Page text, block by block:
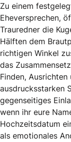
Zu einem
Eheversprechen,
Trauredner die
Hälften dem
richtigen Winkel
das
Finden,
ausdrucksstarken
gegenseitiges
wenn ihr eure
Hochzeitsdatum
als emotionales